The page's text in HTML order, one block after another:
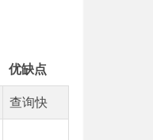
优缺点
查询快